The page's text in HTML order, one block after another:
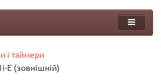
і таймери
E (зовнішній)